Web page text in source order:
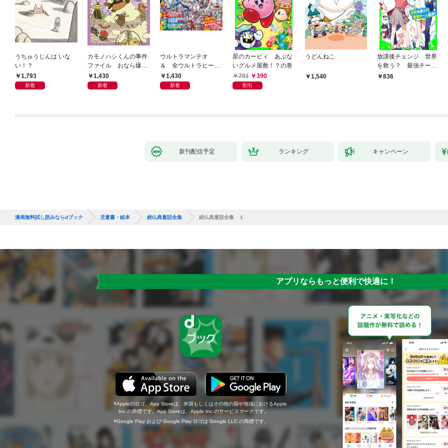
うちゅうじんは いな
い！？
1,793
新着
カモノハシくんの事件
ファイル おなら爆
弾！ 危機イッパツ編
1,430
新着
ウルトラマンテオ
＆ 全ウルトラヒーロ
ー大集合 あそべるず
かん
1,430
新着
星のカービィ あぶな
いグルメ屋敷！？の巻
781
390
割引
うどんねこ
1,540
放課後チェンジ 世界
を救う？ 最強チーム
結成！
836
新刊配信予定 ランキング キャンペーン
漫画無料試し読みならdブック 児童書・絵本 続仏典童話全集 続仏典童話全集 １
アプリならもっと便利で快適に！
Appleのロゴ、App Storeは、米国もしくはその他の国や地域におけるApple
Inc.の商標です。App Storeは、Apple Inc.のサービスマークです。
Google Play および Google Play ロゴは Google LLC の商標です。